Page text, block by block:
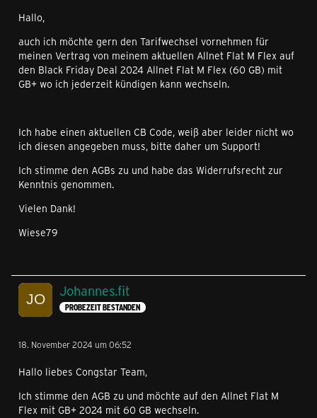
Hallo,
auch ich möchte gern den Tarifwechsel vornehmen für
meinen Vertrag von meinem aktuellen Allnet Flat M Flex auf
den Black Friday Deal 2024 Allnet Flat M Flex (60 GB) mit
GB+ wo ich jederzeit kündigen kann wechseln.
Ich habe einen aktuellen CB Code, weiß aber leider nicht wo
ich diesen angegeben muss, bitte daher um Support!
Ich stimme den AGBs zu und habe das Widerrufsrecht zur
Kenntnis genommen.
Vielen Dank!
Wiese79
Johannes.fit
PROBEZEIT BESTANDEN
18. November 2024 um 06:52
Hallo liebes Congstar Team,
Ich stimme den AGB zu und möchte auf den Allnet Flat M
Flex mit GB+ 2024 mit 60 GB wechseln.